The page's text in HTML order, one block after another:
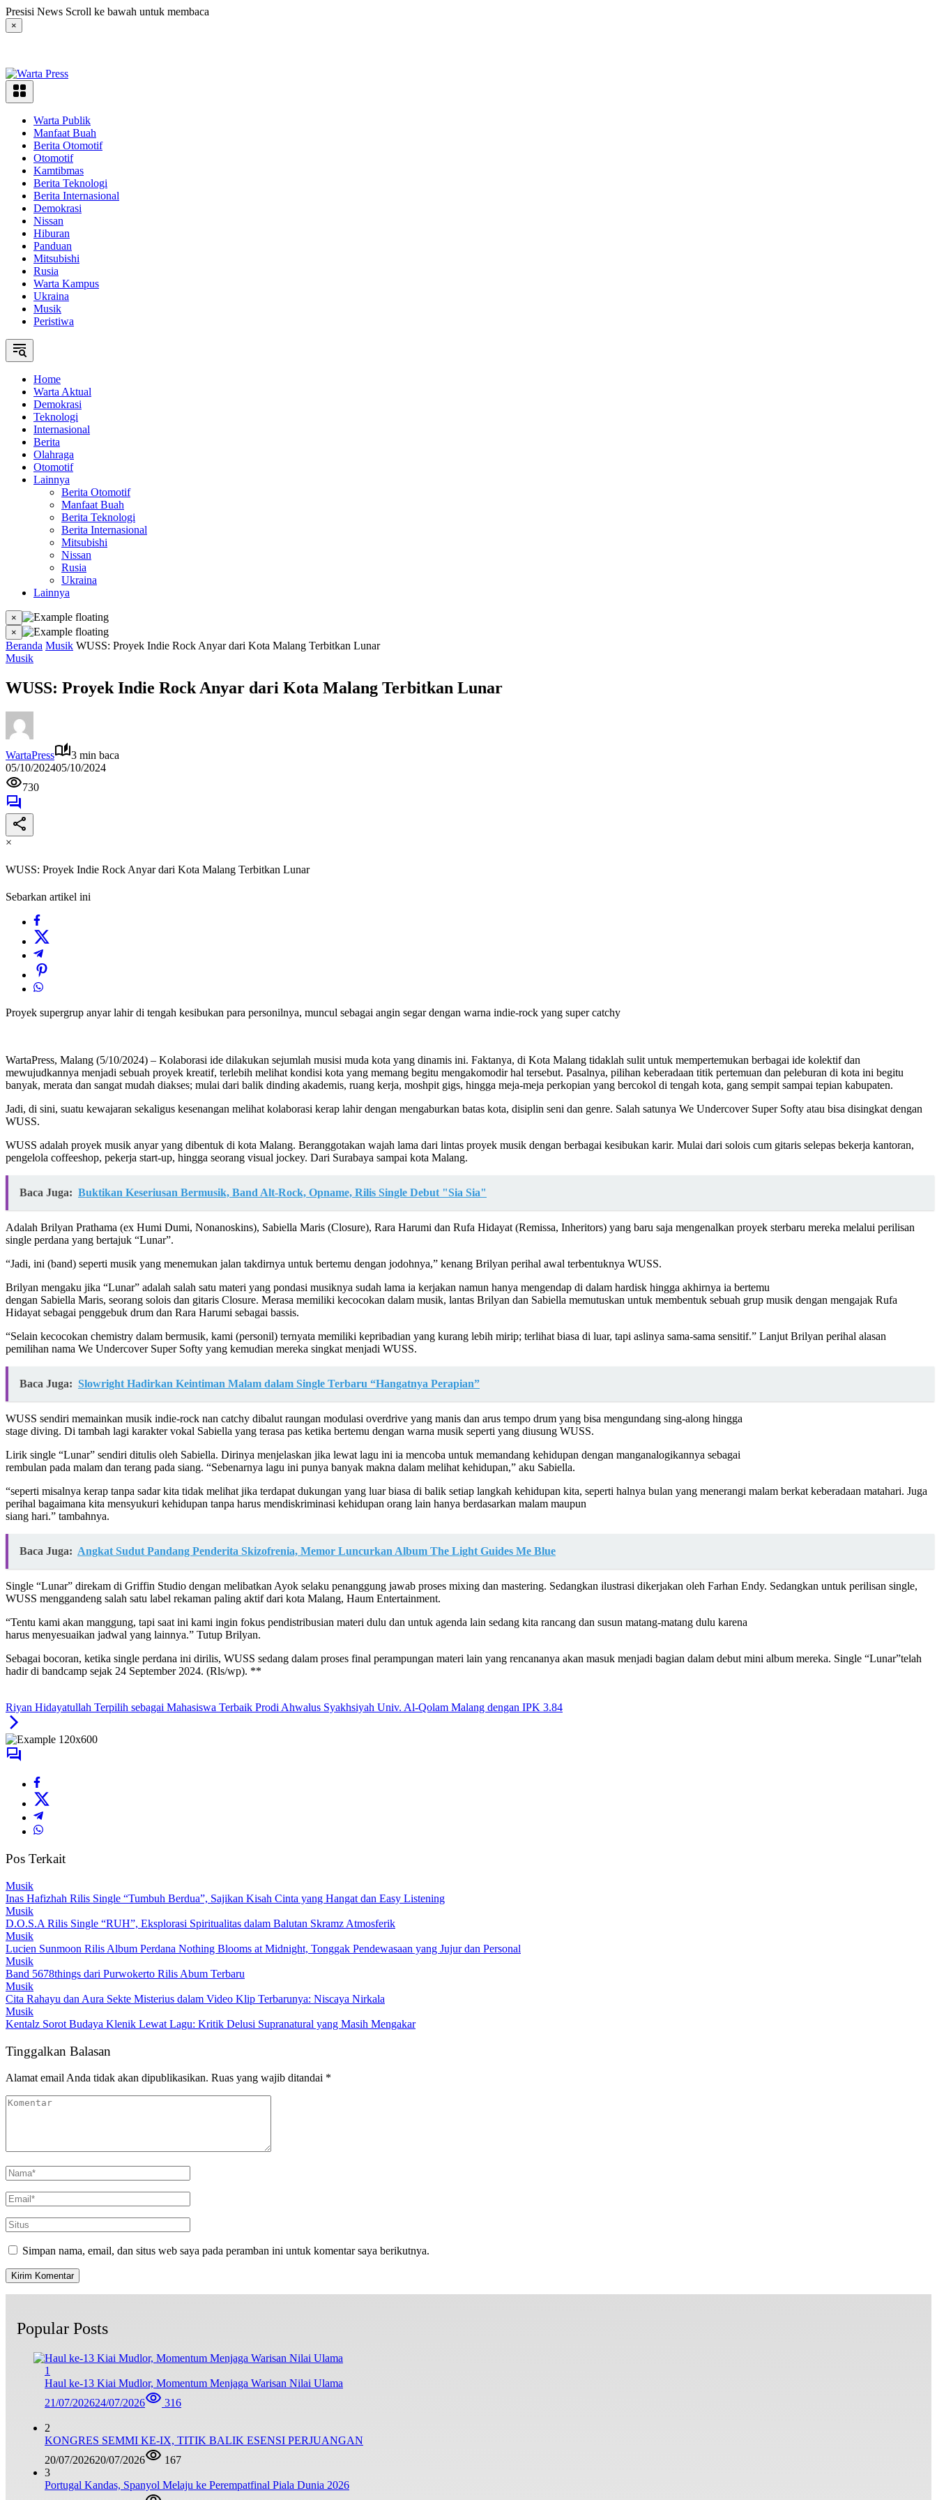
Langsung
ke
konten
Presisi News Scroll ke bawah untuk membaca
×
Warta Publik
Manfaat Buah
Berita Otomotif
Otomotif
Kamtibmas
Berita Teknologi
Berita Internasional
Demokrasi
Nissan
Hiburan
Panduan
Mitsubishi
Rusia
Warta Kampus
Ukraina
Musik
Peristiwa
Home
Warta Aktual
Demokrasi
Teknologi
Internasional
Berita
Olahraga
Otomotif
Lainnya
Berita Otomotif
Manfaat Buah
Berita Teknologi
Berita Internasional
Mitsubishi
Nissan
Rusia
Ukraina
Lainnya
×
×
Beranda Musik WUSS: Proyek Indie Rock Anyar dari Kota Malang Terbitkan Lunar
Musik
WUSS: Proyek Indie Rock Anyar dari Kota Malang Terbitkan Lunar
WartaPress
3 min baca
05/10/202405/10/2024
730
×
WUSS: Proyek Indie Rock Anyar dari Kota Malang Terbitkan Lunar
Sebarkan artikel ini
Proyek supergrup anyar lahir di tengah kesibukan para personilnya, muncul sebagai angin segar dengan warna indie-rock yang super catchy
WartaPress, Malang (5/10/2024) – Kolaborasi ide dilakukan sejumlah musisi muda kota yang dinamis ini. Faktanya, di Kota Malang tidaklah sulit untuk mempertemukan berbagai ide kolektif dan
mewujudkannya menjadi sebuah proyek kreatif, terlebih melihat kondisi kota yang memang begitu mengakomodir hal tersebut. Pasalnya, pilihan keberadaan titik pertemuan dan peleburan di kota ini begitu
banyak, merata dan sangat mudah diakses; mulai dari balik dinding akademis, ruang kerja, moshpit gigs, hingga meja-meja perkopian yang bercokol di tengah kota, gang sempit sampai tepian kabupaten.
Jadi, di sini, suatu kewajaran sekaligus kesenangan melihat kolaborasi kerap lahir dengan mengaburkan batas kota, disiplin seni dan genre. Salah satunya We Undercover Super Softy atau bisa disingkat dengan
WUSS.
WUSS adalah proyek musik anyar yang dibentuk di kota Malang. Beranggotakan wajah lama dari lintas proyek musik dengan berbagai kesibukan karir. Mulai dari solois cum gitaris selepas bekerja kantoran,
pengelola coffeeshop, pekerja start-up, hingga seorang visual jockey. Dari Surabaya sampai kota Malang.
Baca Juga: Buktikan Keseriusan Bermusik, Band Alt-Rock, Opname, Rilis Single Debut "Sia Sia"
Adalah Brilyan Prathama (ex Humi Dumi, Nonanoskins), Sabiella Maris (Closure), Rara Harumi dan Rufa Hidayat (Remissa, Inheritors) yang baru saja mengenalkan proyek sterbaru mereka melalui perilisan
single perdana yang bertajuk “Lunar”.
“Jadi, ini (band) seperti musik yang menemukan jalan takdirnya untuk bertemu dengan jodohnya,” kenang Brilyan perihal awal terbentuknya WUSS.
Brilyan mengaku jika “Lunar” adalah salah satu materi yang pondasi musiknya sudah lama ia kerjakan namun hanya mengendap di dalam hardisk hingga akhirnya ia bertemu
dengan Sabiella Maris, seorang solois dan gitaris Closure. Merasa memiliki kecocokan dalam musik, lantas Brilyan dan Sabiella memutuskan untuk membentuk sebuah grup musik dengan mengajak Rufa
Hidayat sebagai penggebuk drum dan Rara Harumi sebagai bassis.
“Selain kecocokan chemistry dalam bermusik, kami (personil) ternyata memiliki kepribadian yang kurang lebih mirip; terlihat biasa di luar, tapi aslinya sama-sama sensitif.” Lanjut Brilyan perihal alasan
pemilihan nama We Undercover Super Softy yang kemudian mereka singkat menjadi WUSS.
Baca Juga: Slowright Hadirkan Keintiman Malam dalam Single Terbaru “Hangatnya Perapian”
WUSS sendiri memainkan musik indie-rock nan catchy dibalut raungan modulasi overdrive yang manis dan arus tempo drum yang bisa mengundang sing-along hingga
stage diving. Di tambah lagi karakter vokal Sabiella yang terasa pas ketika bertemu dengan warna musik seperti yang diusung WUSS.
Lirik single “Lunar” sendiri ditulis oleh Sabiella. Dirinya menjelaskan jika lewat lagu ini ia mencoba untuk memandang kehidupan dengan manganalogikannya sebagai
rembulan pada malam dan terang pada siang. “Sebenarnya lagu ini punya banyak makna dalam melihat kehidupan,” aku Sabiella.
“seperti misalnya kerap tanpa sadar kita tidak melihat jika terdapat dukungan yang luar biasa di balik setiap langkah kehidupan kita, seperti halnya bulan yang menerangi malam berkat keberadaan matahari. Juga
perihal bagaimana kita mensyukuri kehidupan tanpa harus mendiskriminasi kehidupan orang lain hanya berdasarkan malam maupun
siang hari.” tambahnya.
Baca Juga: Angkat Sudut Pandang Penderita Skizofrenia, Memor Luncurkan Album The Light Guides Me Blue
Single “Lunar” direkam di Griffin Studio dengan melibatkan Ayok selaku penanggung jawab proses mixing dan mastering. Sedangkan ilustrasi dikerjakan oleh Farhan Endy. Sedangkan untuk perilisan single,
WUSS menggandeng salah satu label rekaman paling aktif dari kota Malang, Haum Entertainment.
“Tentu kami akan manggung, tapi saat ini kami ingin fokus pendistribusian materi dulu dan untuk agenda lain sedang kita rancang dan susun matang-matang dulu karena
harus menyesuaikan jadwal yang lainnya.” Tutup Brilyan.
Sebagai bocoran, ketika single perdana ini dirilis, WUSS sedang dalam proses final perampungan materi lain yang rencananya akan masuk menjadi bagian dalam debut mini album mereka. Single “Lunar”telah
hadir di bandcamp sejak 24 September 2024. (Rls/wp). **
Riyan Hidayatullah Terpilih sebagai Mahasiswa Terbaik Prodi Ahwalus Syakhsiyah Univ. Al-Qolam Malang dengan IPK 3.84
Pos Terkait
Musik
Inas Hafizhah Rilis Single “Tumbuh Berdua”, Sajikan Kisah Cinta yang Hangat dan Easy Listening
Musik
D.O.S.A Rilis Single “RUH”, Eksplorasi Spiritualitas dalam Balutan Skramz Atmosferik
Musik
Lucien Sunmoon Rilis Album Perdana Nothing Blooms at Midnight, Tonggak Pendewasaan yang Jujur dan Personal
Musik
Band 5678things dari Purwokerto Rilis Abum Terbaru
Musik
Cita Rahayu dan Aura Sekte Misterius dalam Video Klip Terbarunya: Niscaya Nirkala
Musik
Kentalz Sorot Budaya Klenik Lewat Lagu: Kritik Delusi Supranatural yang Masih Mengakar
Tinggalkan Balasan
Alamat email Anda tidak akan dipublikasikan. Ruas yang wajib ditandai *
Simpan nama, email, dan situs web saya pada peramban ini untuk komentar saya berikutnya.
Popular Posts
1
Haul ke-13 Kiai Mudlor, Momentum Menjaga Warisan Nilai Ulama
21/07/202624/07/2026 316
2
KONGRES SEMMI KE-IX, TITIK BALIK ESENSI PERJUANGAN
20/07/202620/07/2026
167
3
Portugal Kandas, Spanyol Melaju ke Perempatfinal Piala Dunia 2026